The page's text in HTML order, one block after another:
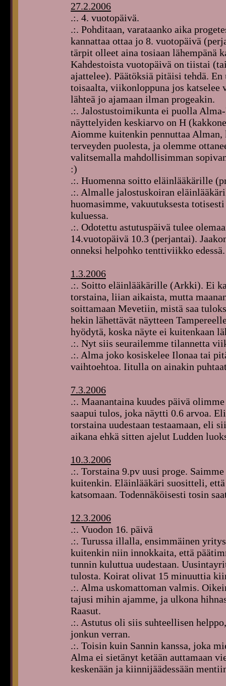
27.2.2006
.:. 4. vuotopäivä.
.:. Pohditaan, varataanko aika
kannattaa ottaa jo 8. vuotopäivä
tärpit olleet aina tosiaan lähempänä
Kahdestoista vuotopäivä on tiistai
ajattelee). Päätöksiä pitäisi tehdä.
toisaalta, viikonloppuna jos katselee
lähteä jo ajamaan ilman progeakin.
.:. Jalostustoimikunta ei puolla
näyttelyiden keskiarvo on H
Aiomme kuitenkin pennuttaa
terveyden puolesta, ja olemme
valitsemalla mahdollisimman
:)
.:. Huomenna soitto eläinlääkärille
.:. Almalle jalostuskoiran
huomasimme, vakuutuksesta
kuluessa.
.:. Odotettu astutuspäivä tulee
14.vuotopäivä 10.3 (perjantai).
onneksi helpohko tenttiviikko edessä.
1.3.2006
.:. Soitto eläinlääkärille (Arkki). Ei
torstaina, liian aikaista, mutta
soittamaan Mevetiin, mistä saa
hekin lähettävät näytteen
hyödytä, koska näyte ei kuitenkaan
.:. Nyt siis seurailemme tilannetta
.:. Alma joko kosiskelee Ilonaa tai
vaihtoehtoa. Iitulla on ainakin
7.3.2006
.:. Maanantaina kuudes päivä
saapui tulos, joka näytti 0.6 arvoa.
torstaina uudestaan testaamaan, eli
aikana ehkä sitten ajelut Ludden
10.3.2006
.:. Torstaina 9.pv uusi proge.
kuitenkin. Eläinlääkäri suositteli,
katsomaan. Todennäköisesti tosin
12.3.2006
.:. Vuodon 16. päivä
.:. Turussa illalla, ensimmäinen
kuitenkin niin innokkaita, että
tunnin kuluttua uudestaan.
tulosta. Koirat olivat 15 minuuttia
.:. Alma uskomattoman valmis.
tajusi mihin ajamme, ja ulkona
Raasut.
.:. Astutus oli siis suhteellisen
jonkun verran.
.:. Toisin kuin Sannin kanssa, joka
Alma ei sietänyt ketään auttamaan
keskenään ja kiinnijäädessään